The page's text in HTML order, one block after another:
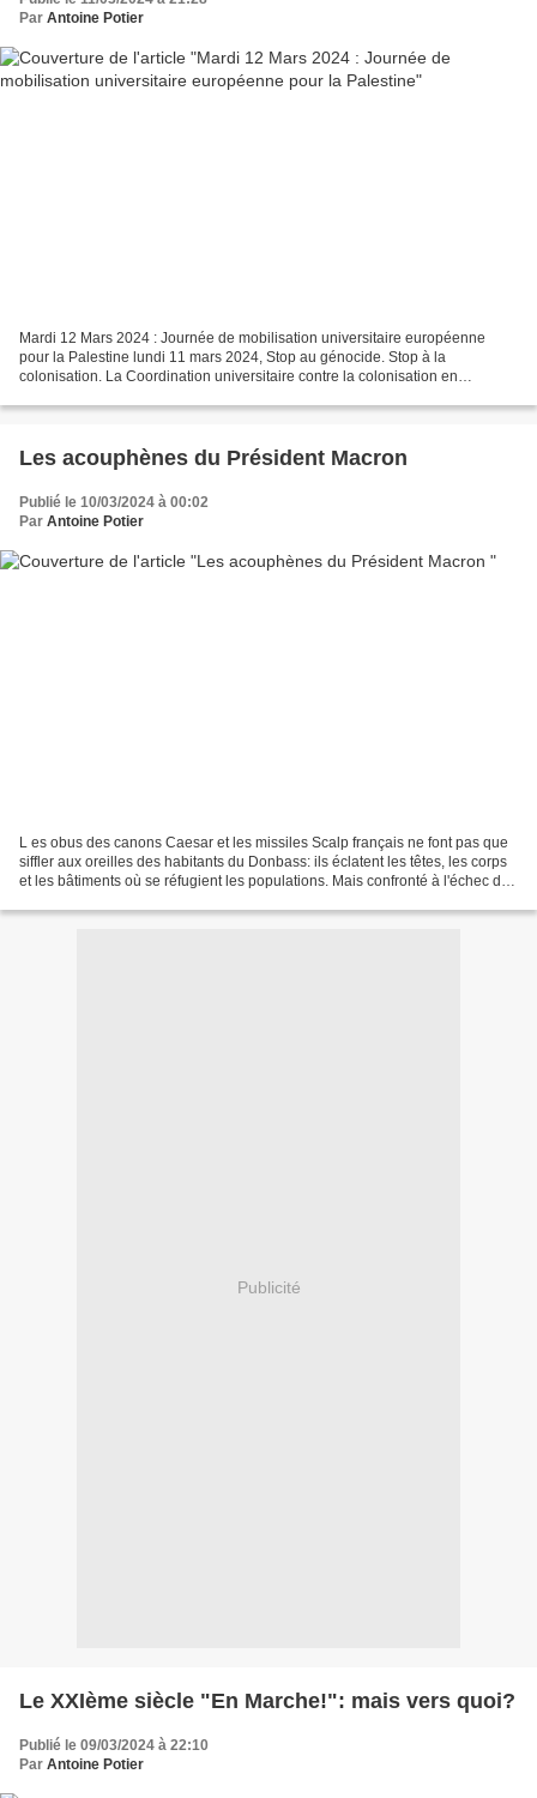
Par Antoine Potier
Mardi 12 Mars 2024 : Journée de mobilisation universitaire européenne
pour la Palestine lundi 11 mars 2024, Stop au génocide. Stop à la
colonisation. La Coordination universitaire contre la colonisation en
Les acouphènes du Président Macron
Publié le 10/03/2024 à 00:02
Par Antoine Potier
L es obus des canons Caesar et les missiles Scalp français ne font pas que
siffler aux oreilles des habitants du Donbass: ils éclatent les têtes, les corps
et les bâtiments où se réfugient les populations. Mais confronté à l'échec de
Publicité
Le XXIème siècle "En Marche!": mais vers quoi?
Publié le 09/03/2024 à 22:10
Par Antoine Potier